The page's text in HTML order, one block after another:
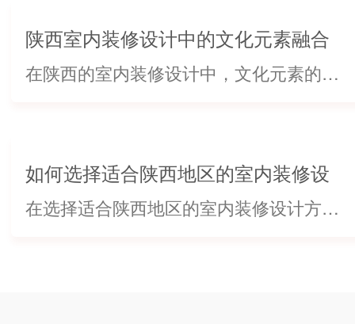
陕西室内装修设计中的文化元素融合
在陕西的室内装修设计中，文化元素的融合起着至关重要的作用，为空间增添了独特的魅力和历史厚重感。设计师们通过融合当地的传统文化元素，赋予了室内设计更深层次的内涵。在陕西这片古老而文化底蕴深厚的土地上，室...
如何选择适合陕西地区的室内装修设
计方案
在选择适合陕西地区的室内装修设计方案时，首先要考虑当地的气候和文化特点。陕西地区四季分明，冬寒夏热，因此在装修中要注重保温隔热措施。同时，可以借鉴当地传统文化元素，融入到设计中，使得空间更具地域特色。其次，需根据自身喜好和生活方式选择合适的风格。比如，北欧风格简约清新，适合追求简洁舒适的人群；地中海风格则充满浪漫情调，...